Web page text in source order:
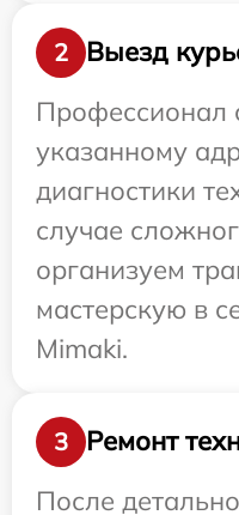
2
Выезд
Профессионал
указанному
диагностики
случае
организуем
мастерскую в
Mimaki.
3
Ремонт
После